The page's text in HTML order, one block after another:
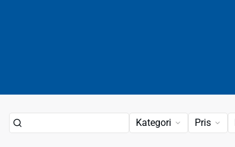
Kategori Pris